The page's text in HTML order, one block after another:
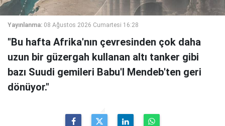
Yayınlanma: 08 Ağustos 2026 Cumartesi 16:28
"Bu hafta Afrika'nın çevresinden çok daha
uzun bir güzergah kullanan altı tanker gibi
bazı Suudi gemileri Babu'l Mendeb'ten geri
dönüyor."